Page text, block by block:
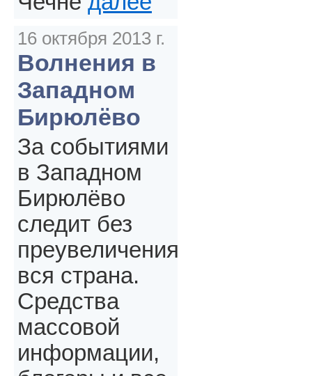
16 октября 2013 г.
Волнения в
Западном
Бирюлёво
За событиями
в Западном
Бирюлёво
следит без
преувеличения
вся страна.
Средства
массовой
информации,